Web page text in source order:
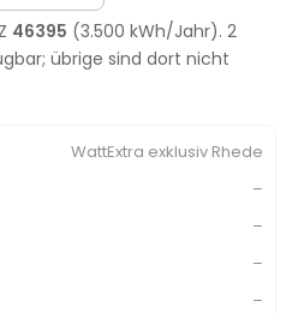
46395 (3.500 kWh/Jahr). 2
übrige sind dort nicht
WattExtra exklusiv Rhede
–
–
–
–